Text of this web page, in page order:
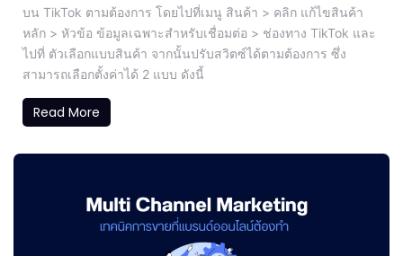
บน TikTok ตามต้องการ โดยไปที่เมนู สินค้า > คลิก แก้ไขสินค้า
หลัก > หัวข้อ ข้อมูลเฉพาะสำหรับเชื่อมต่อ > ช่องทาง TikTok และ
ไปที่ ตัวเลือกแบบสินค้า จากนั้นปรับสวิตซ์ได้ตามต้องการ ซึ่ง
สามารถเลือกตั้งค่าได้ 2 แบบ ดังนี้
Read More